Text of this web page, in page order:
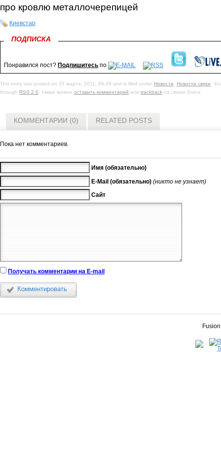
про кровлю металлочерепицей
Киевстар
ПОДПИСКА
Понравился пост? Подпишитесь по
This entry was posted on 25 марта, 2011, 09:09 and is filed under Новости, Новости связи.
through RSS 2.0. также можно оставить комментарий или trackback на своем блоге.
КОММЕНТАРИИ (0) RELATED POSTS
Пока нет комментариев.
Имя (обязательно)
E-Mail (обязательно) (никто не узнает)
Сайт
Получать комментарии на E-mail
Комментировать